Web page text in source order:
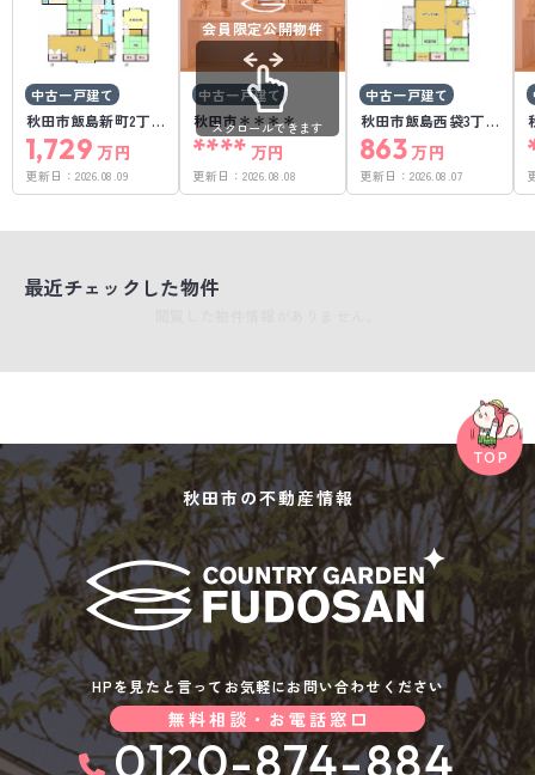
中古一戸建て
秋田市飯島新町2丁
目
1,729 万円
更新日： 2026.08.09
会員限定公開物件
中古一戸建て
秋田市＊＊＊＊
****万円
更新日： 2026.08.08
中古一戸建て
秋田市飯島西袋3丁
目
863万円
更新日： 2026.08.07
スクロールできます
最近チェックした物件
秋田市の不動産情報
HPを見たと言ってお気軽にお問い合わせください
無料相談・お電話窓口
0120-874-884